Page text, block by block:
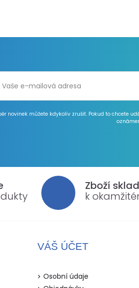
novinek můžete kdykoliv zrušit. Pokud to chcete
Zboží
k
VÁŠ ÚČET
Osobní údaje